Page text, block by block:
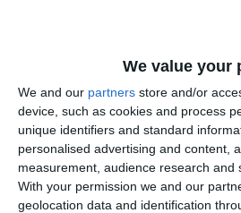
We value your
We and our partners store and/or
device, such as cookies and process
unique identifiers and standard
personalised advertising and content,
measurement, audience research and
With your permission we and our
geolocation data and identification
Ti-a placut